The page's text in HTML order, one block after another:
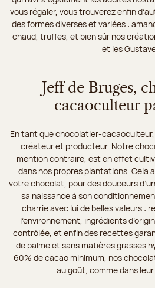
vous régaler, vous trouverez enfin
des formes diverses et variées :
chaud, truffes, et bien sûr nos
et les
Jeff de Bruges,
cacaoculteur
En tant que chocolatier-
créateur et producteur. Notre
mention contraire, est en effet
dans nos propres plantations. Cela
votre chocolat, pour des douceurs
sa naissance à son
charrie avec lui de belles valeurs :
l’environnement, ingrédients
contrôlée, et enfin des recettes
de palme et sans matières grasses
60% de cacao minimum, nos
au goût, comme dans